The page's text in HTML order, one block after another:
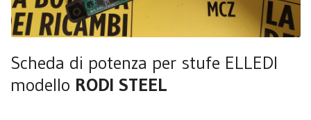
Scheda di potenza per stufe ELLEDI
modello RODI STEEL